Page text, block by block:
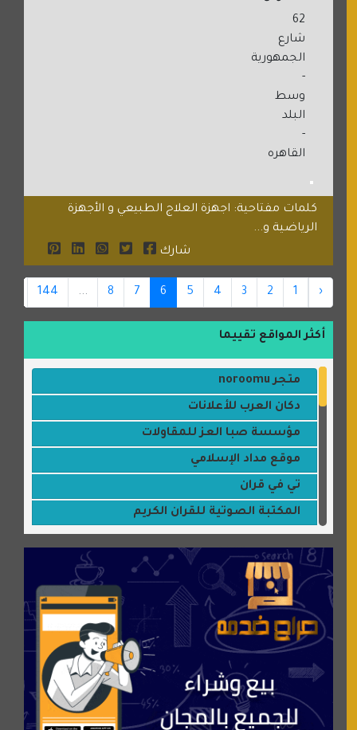
62
شارع
الجمهورية
-
وسط
البلد
-
القاهره
كلمات مفتاحية: اجهزة العلاج الطبيعي و الأجهزة
الرياضية و...
شارك
‹
1
2
3
4
5
6
7
8
...
144
أكثر المواقع تقييما
متجر noroomu
دكان العرب للأعلانات
مؤسسة صبا العز للمقاولات
موقع مداد الإسلامي
تي في قران
المكتبة الصوتية للقران الكريم
موقع سيارات عربية
عالم كوكي
سورة قران
شركة إعمار الرياض للخدمات المنزلية
شبكة رأيي
موسوعة نور الرحمن
منتدى جيوش الهكرز